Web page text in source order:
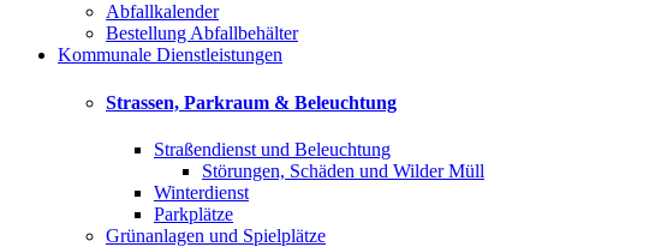
Abfallkalender
Bestellung Abfallbehälter
Kommunale Dienstleistungen
Strassen, Parkraum & Beleuchtung
Straßendienst und Beleuchtung
Störungen, Schäden und Wilder Müll
Winterdienst
Parkplätze
Grünanlagen und Spielplätze